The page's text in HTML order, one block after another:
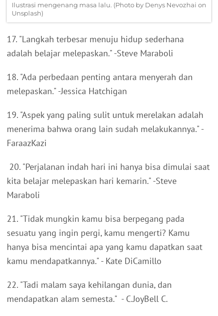
Ilustrasi mengenang masa lalu. (Photo by Denys Nevozhai on
Unsplash)
17. "Langkah terbesar menuju hidup sederhana
adalah belajar melepaskan." -Steve Maraboli
18. "Ada perbedaan penting antara menyerah dan
melepaskan." -Jessica Hatchigan
19. "Aspek yang paling sulit untuk merelakan adalah
menerima bahwa orang lain sudah melakukannya." -
FaraazKazi
20. "Perjalanan indah hari ini hanya bisa dimulai saat
kita belajar melepaskan hari kemarin." -Steve
Maraboli
21. "Tidak mungkin kamu bisa berpegang pada
sesuatu yang ingin pergi, kamu mengerti? Kamu
hanya bisa mencintai apa yang kamu dapatkan saat
kamu mendapatkannya." - Kate DiCamillo
22. "Tadi malam saya kehilangan dunia, dan
mendapatkan alam semesta." - C.JoyBell C.